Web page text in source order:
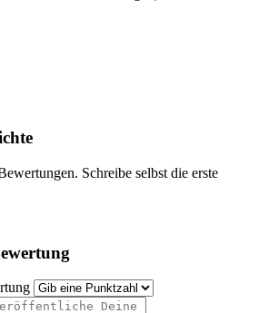
Schreibe selbst die erste